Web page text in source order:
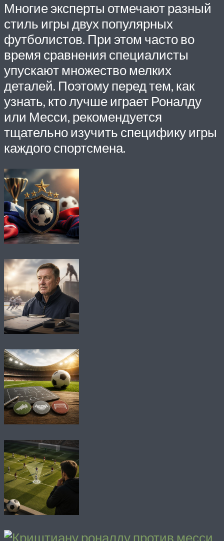
Многие эксперты отмечают разный
стиль игры двух популярных
футболистов. При этом часто во
время сравнения специалисты
упускают множество мелких
деталей. Поэтому перед тем, как
узнать, кто лучше играет Роналду
или Месси, рекомендуется
тщательно изучить специфику игры
каждого спортсмена.